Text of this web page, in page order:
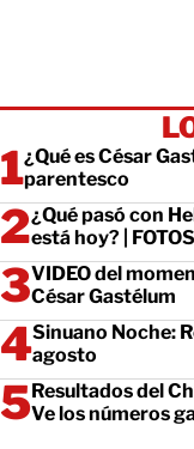
¿Qué es César
parentesco
¿Qué pasó con
está hoy? | FOTOS
VIDEO del
César Gastélum
Sinuano Noche:
agosto
Resultados del
Ve los números